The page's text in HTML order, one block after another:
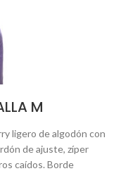
M
ligero de algodón con
de ajuste, zíper
caídos. Borde